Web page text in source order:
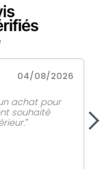
04/08/2026
achat pour
souhaité